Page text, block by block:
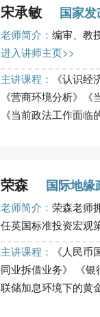
宋承敏 国家
老师简介： 编审、教
进入讲师主页>>
主讲课程：
《认识
《营商环境分析》
《当前政法工作面
荣森 国际地缘
老师简介： 荣森老师
任英国标准投资宏观
主讲课程：
《人民
同业拆借业务》 《
联储加息环境下的黄